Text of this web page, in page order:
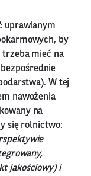
uprawianym
by
trzeba mieć na
W tej
nawożenia
na
się rolnictwo:
jakościowy) i